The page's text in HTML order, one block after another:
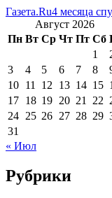
Газета.Ru4 месяца
Август 2026
Пн Вт Ср Чт Пт Сб
1
3
4 5 6 7 8
10 11 12 13 14 15
17 18 19 20 21 22
24 25 26 27 28 29
31
« Июл
Рубрики